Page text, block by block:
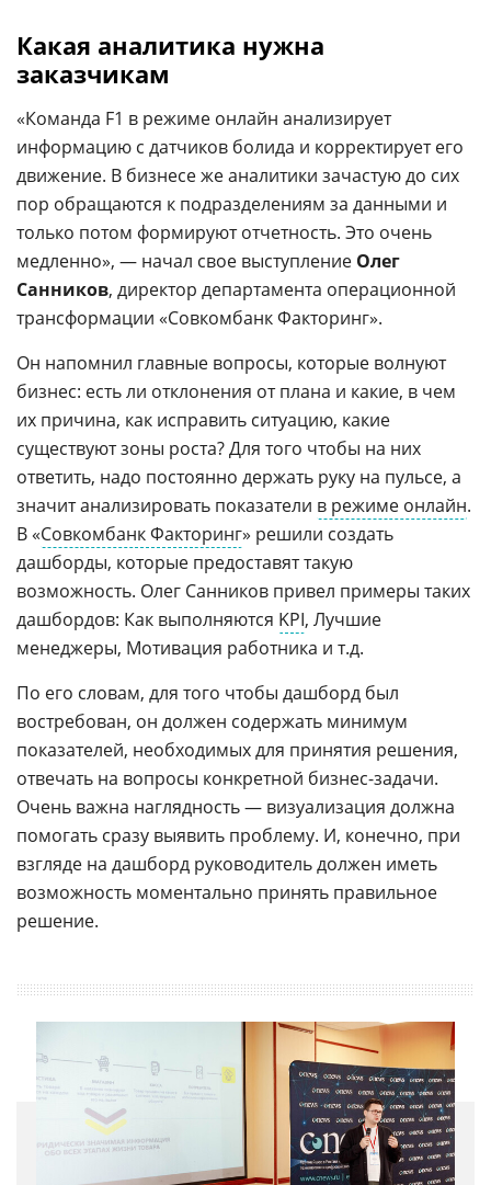
Какая аналитика нужна
заказчикам
«Команда F1 в режиме онлайн анализирует
информацию с датчиков болида и корректирует его
движение. В бизнесе же аналитики зачастую до сих
пор обращаются к подразделениям за данными и
только потом формируют отчетность. Это очень
медленно», — начал свое выступление Олег
Санников, директор департамента операционной
трансформации «Совкомбанк Факторинг».
Он напомнил главные вопросы, которые волнуют
бизнес: есть ли отклонения от плана и какие, в чем
их причина, как исправить ситуацию, какие
существуют зоны роста? Для того чтобы на них
ответить, надо постоянно держать руку на пульсе, а
значит анализировать показатели в режиме онлайн.
В «Совкомбанк Факторинг» решили создать
дашборды, которые предоставят такую
возможность. Олег Санников привел примеры таких
дашбордов: Как выполняются KPI, Лучшие
менеджеры, Мотивация работника и т.д.
По его словам, для того чтобы дашборд был
востребован, он должен содержать минимум
показателей, необходимых для принятия решения,
отвечать на вопросы конкретной бизнес-задачи.
Очень важна наглядность — визуализация должна
помогать сразу выявить проблему. И, конечно, при
взгляде на дашборд руководитель должен иметь
возможность моментально принять правильное
решение.